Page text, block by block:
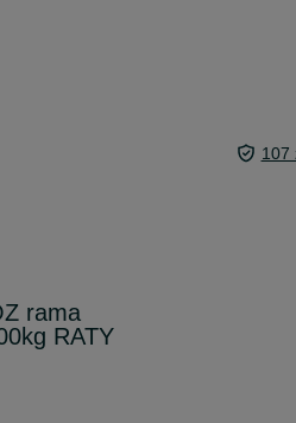
107
rama
RATY